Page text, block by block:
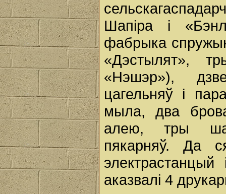
Шапiра і
фабрыка
«Дэстылят»,
«Нэшэр»),
цагельняў і
мыла, два
алею, тры
пякарняў. Да
аказвалі 4